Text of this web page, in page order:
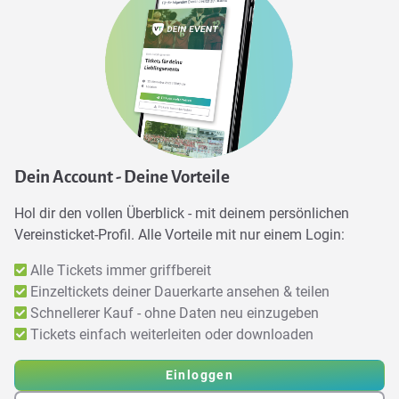
Dein Account - Deine Vorteile
Hol dir den vollen Überblick - mit deinem persönlichen
Vereinsticket-Profil. Alle Vorteile mit nur einem Login:
Alle Tickets immer griffbereit
Einzeltickets deiner Dauerkarte ansehen & teilen
Schnellerer Kauf - ohne Daten neu einzugeben
Tickets einfach weiterleiten oder downloaden
Einloggen